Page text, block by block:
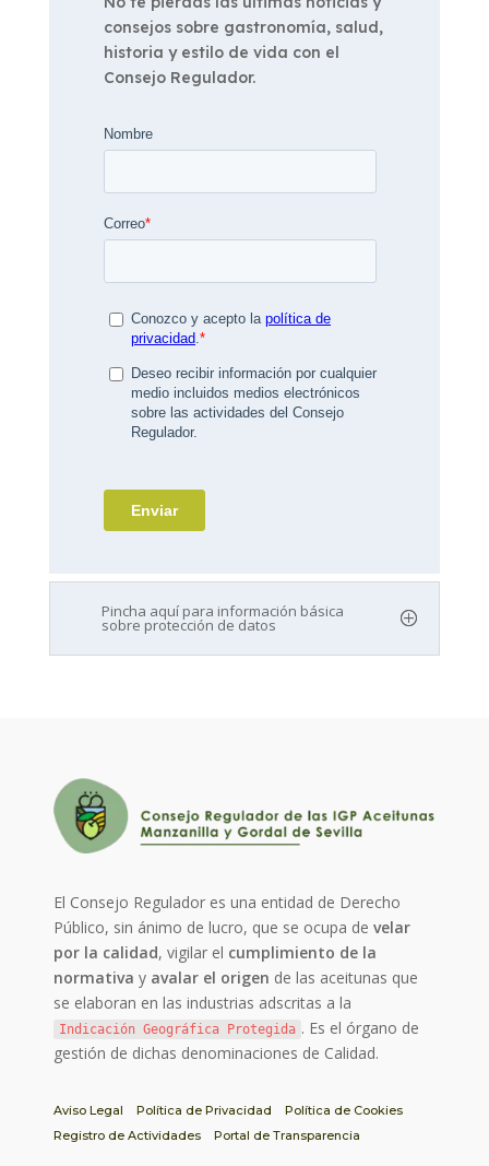
consejos sobre gastronomía, salud,
historia y estilo de vida con el
Consejo Regulador.
Pincha aquí para información básica
sobre protección de datos
El Consejo Regulador es una entidad de Derecho
Público, sin ánimo de lucro, que se ocupa develar
por la calidad, vigilar el cumplimiento de la
normativa y avalar el origen de las aceitunas que
se elaboran en las industrias adscritas a la
Indicación Geográfica Protegida . Es el órgano de
gestión de dichas denominaciones de Calidad.
Aviso Legal Política de Privacidad
Política de Cookies
Registro de Actividades
Portal de Transparencia